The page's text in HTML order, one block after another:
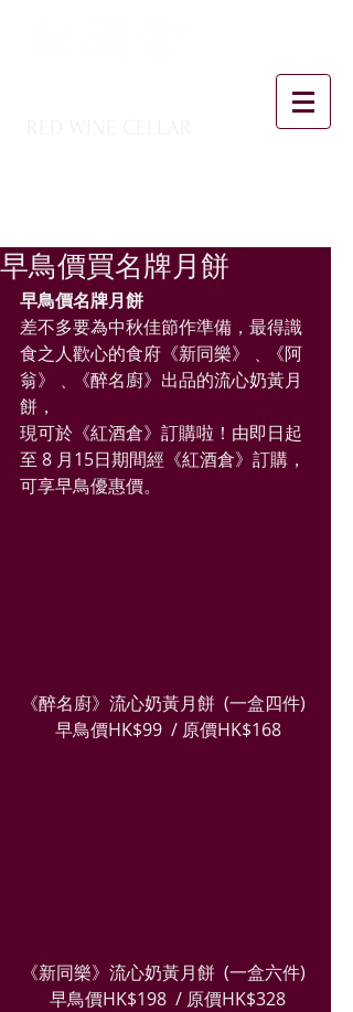
早鳥價買名牌月餅
早鳥價名牌月餅
差不多要為中秋佳節作準備，最得識
食之人歡心的食府《新同樂》﹑《阿
翁》﹑《醉名廚》出品的流心奶黃月
餅，
現可於《紅酒倉》訂購啦！由即日起
至 8 月15日期間經《紅酒倉》訂購，
可享早鳥優惠價。
《醉名廚》流心奶黃月餅  (一盒四件)
早鳥價HK$99  / 原價HK$168
《新同樂》流心奶黃月餅  (一盒六件)
早鳥價HK$198  / 原價HK$328